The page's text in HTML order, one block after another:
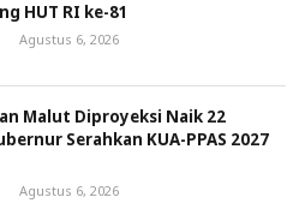
HUT RI ke-81
Agustus 6, 2026
Malut Diproyeksi Naik 22
Serahkan KUA-PPAS 2027
Agustus 6, 2026